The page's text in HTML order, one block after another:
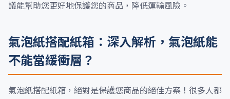
議能幫助您更好地保護您的商品，降低運輸風險。
氣泡紙搭配紙箱：深入解析，氣泡紙能
不能當緩衝層？
氣泡紙搭配紙箱，絕對是保護您商品的絕佳方案！很多人都